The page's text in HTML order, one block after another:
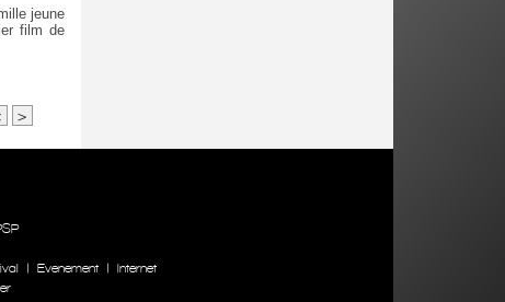
jeune
film de
>
| Evenement |
Internet